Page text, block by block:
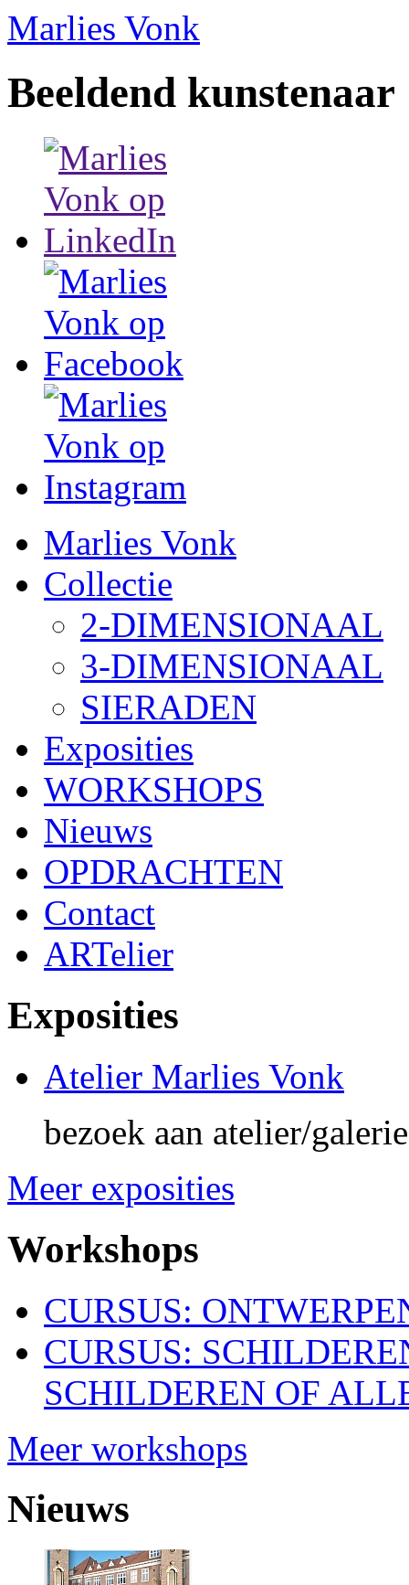
Marlies Vonk
Beeldend kunstenaar
Marlies Vonk
Collectie
2-DIMENSIONAAL
3-DIMENSIONAAL
SIERADEN
Exposities
WORKSHOPS
Nieuws
OPDRACHTEN
Contact
ARTelier
Exposities
Atelier Marlies Vonk
bezoek aan atelier/
Meer exposities
Workshops
CURSUS:
CURSUS:
SCHILDEREN OF
Meer workshops
Nieuws